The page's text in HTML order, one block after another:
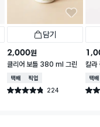
담기
2,000원
클리어 보틀 380 ml 그린
택배배송매장픽업
별점 4.8점 224
건 작성
칼라
택배
별점